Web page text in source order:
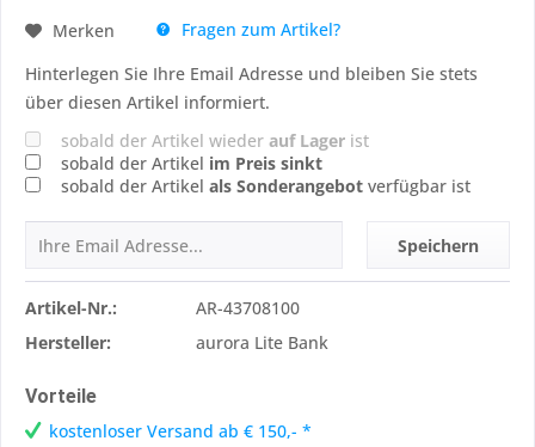
Merken
Fragen zum Artikel?
Hinterlegen Sie Ihre Email Adresse und bleiben Sie stets
über diesen Artikel informiert.
sobald der Artikel wieder auf Lager ist
sobald der Artikel im Preis sinkt
sobald der Artikel als Sonderangebot verfügbar ist
Speichern
Artikel-Nr.:
AR-43708100
Hersteller:
aurora Lite Bank
Vorteile
kostenloser Versand ab € 150,- *